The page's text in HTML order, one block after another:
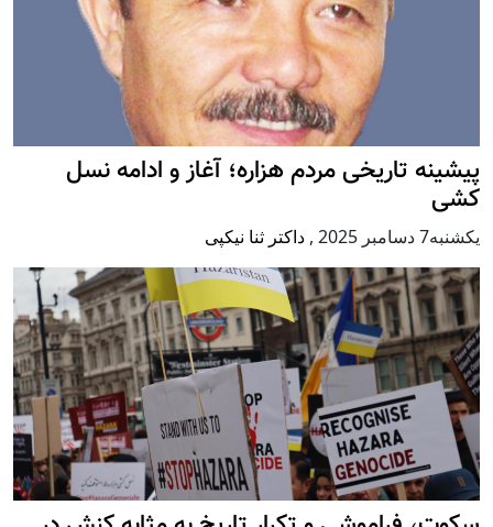
پيشينه تاريخی مردم هزاره؛ آغاز و ادامه نسل
کشی
يكشنبه7 دسامبر 2025 , داکتر ثنا نیکپی